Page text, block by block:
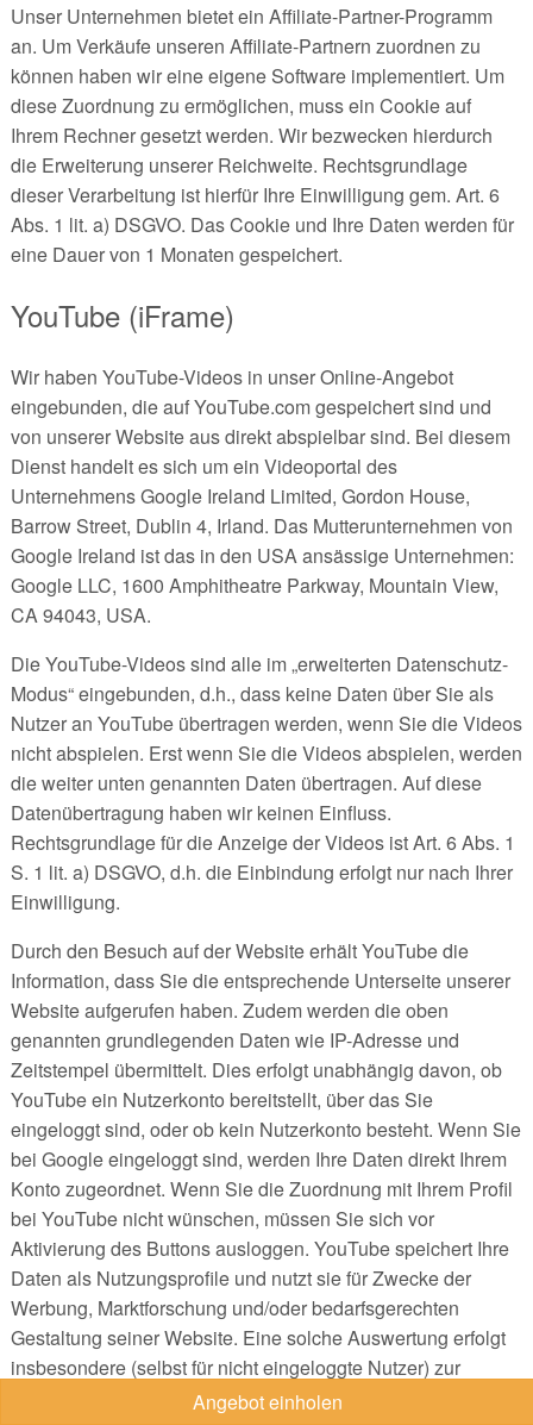
Angebot einholen
Unser Unternehmen bietet ein Affiliate-Partner-Programm
an. Um Verkäufe unseren Affiliate-Partnern zuordnen zu
können haben wir eine eigene Software implementiert. Um
diese Zuordnung zu ermöglichen, muss ein Cookie auf
Ihrem Rechner gesetzt werden. Wir bezwecken hierdurch
die Erweiterung unserer Reichweite. Rechtsgrundlage
dieser Verarbeitung ist hierfür Ihre Einwilligung gem. Art. 6
Abs. 1 lit. a) DSGVO. Das Cookie und Ihre Daten werden für
eine Dauer von 1 Monaten gespeichert.
YouTube (iFrame)
Wir haben YouTube-Videos in unser Online-Angebot
eingebunden, die auf YouTube.com gespeichert sind und
von unserer Website aus direkt abspielbar sind. Bei diesem
Dienst handelt es sich um ein Videoportal des
Unternehmens Google Ireland Limited, Gordon House,
Barrow Street, Dublin 4, Irland. Das Mutterunternehmen von
Google Ireland ist das in den USA ansässige Unternehmen:
Google LLC, 1600 Amphitheatre Parkway, Mountain View,
CA 94043, USA.
Die YouTube-Videos sind alle im „erweiterten Datenschutz-
Modus“ eingebunden, d.h., dass keine Daten über Sie als
Nutzer an YouTube übertragen werden, wenn Sie die Videos
nicht abspielen. Erst wenn Sie die Videos abspielen, werden
die weiter unten genannten Daten übertragen. Auf diese
Datenübertragung haben wir keinen Einfluss.
Rechtsgrundlage für die Anzeige der Videos ist Art. 6 Abs. 1
S. 1 lit. a) DSGVO, d.h. die Einbindung erfolgt nur nach Ihrer
Einwilligung.
Durch den Besuch auf der Website erhält YouTube die
Information, dass Sie die entsprechende Unterseite unserer
Website aufgerufen haben. Zudem werden die oben
genannten grundlegenden Daten wie IP-Adresse und
Zeitstempel übermittelt. Dies erfolgt unabhängig davon, ob
YouTube ein Nutzerkonto bereitstellt, über das Sie
eingeloggt sind, oder ob kein Nutzerkonto besteht. Wenn Sie
bei Google eingeloggt sind, werden Ihre Daten direkt Ihrem
Konto zugeordnet. Wenn Sie die Zuordnung mit Ihrem Profil
bei YouTube nicht wünschen, müssen Sie sich vor
Aktivierung des Buttons ausloggen. YouTube speichert Ihre
Daten als Nutzungsprofile und nutzt sie für Zwecke der
Werbung, Marktforschung und/oder bedarfsgerechten
Gestaltung seiner Website. Eine solche Auswertung erfolgt
insbesondere (selbst für nicht eingeloggte Nutzer) zur
Erbringung von bedarfsgerechter Werbung und um andere